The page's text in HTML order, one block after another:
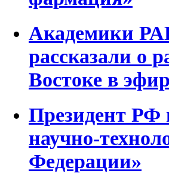
Академики
рассказали о
Востоке в
Президент РФ
научно-
Федерации»